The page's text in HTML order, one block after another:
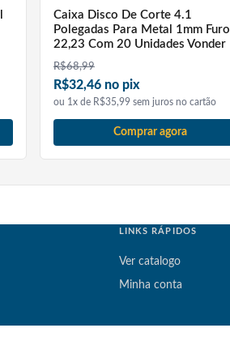
Caixa Disco De Corte 4.1
Polegadas Para Metal 1mm Furo
22,23 Com 20 Unidades Vonder
R$68,99
R$32,46 no pix
ou 1x de R$35,99 sem juros no cartão
Comprar agora
LINKS RÁPIDOS
Ver catalogo
Minha conta